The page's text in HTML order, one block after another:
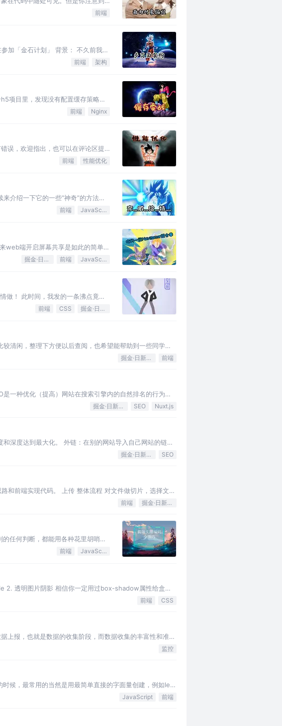
前端
加「金石计划」 背景： 不久前我司
前端 架构
项目里，发现没有配置缓存策略。
前端 Nginx
误，欢迎指出，也可以在评论区提
前端 性能优化
介绍一下它的一些“神奇”的方法
前端 JavaScript
web端开启屏幕共享是如此的简单，
掘金·日新计划 前端 JavaScript
做！ 此时间，我发的一条沸点竟然
前端 CSS 掘金·日新计划
清闲，整理下方便以后查阅，也希望能帮助到一些同学。
掘金·日新计划 前端
一种优化（提高）网站在搜索引擎内的自然排名的行为的
掘金·日新计划 SEO Nuxt.js
深度达到最大化。 外链：在别的网站导入自己网站的链
掘金·日新计划 SEO
和前端实现代码。 上传 整体流程 对文件做切片，选择文件
前端 掘金·日新计划
任何判断，都能用各种花里胡哨的
前端 JavaScript
2. 透明图片阴影 相信你一定用过box-shadow属性给盒子
前端 CSS
上报，也就是数据的收集阶段，而数据收集的丰富性和准确
监控
候，最常用的当然是用最简单直接的字面量创建，例如let
JavaScript 前端